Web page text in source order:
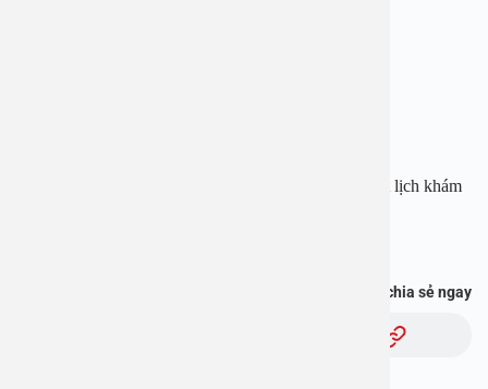
Tải APP Bệnh viện An Việt để “Tra cứu kết quả – Đặt lịch khám
Bạn thấy thông tin này hữu ích, chia sẻ ngay